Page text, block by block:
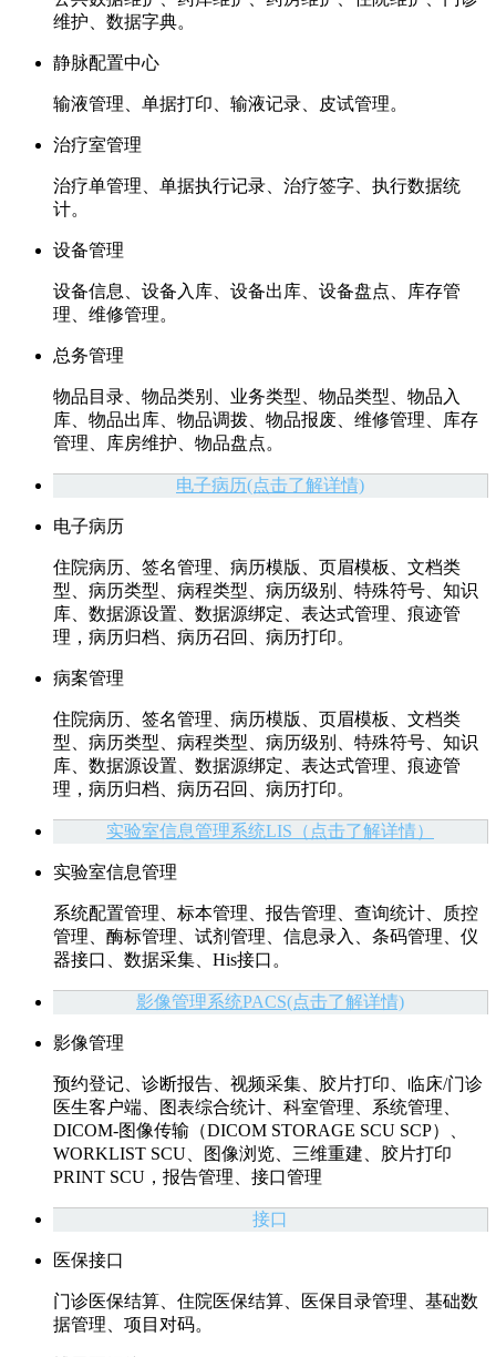
维护、数据字典。
静脉配置中心
输液管理、单据打印、输液记录、皮试管理。
治疗室管理
治疗单管理、单据执行记录、治疗签字、执行数据统
计。
设备管理
设备信息、设备入库、设备出库、设备盘点、库存管
理、维修管理。
总务管理
物品目录、物品类别、业务类型、物品类型、物品入
库、物品出库、物品调拨、物品报废、维修管理、库存
管理、库房维护、物品盘点。
电子病历(点击了解详情)
电子病历
住院病历、签名管理、病历模版、页眉模板、文档类
型、病历类型、病程类型、病历级别、特殊符号、知识
库、数据源设置、数据源绑定、表达式管理、痕迹管
理，病历归档、病历召回、病历打印。
病案管理
住院病历、签名管理、病历模版、页眉模板、文档类
型、病历类型、病程类型、病历级别、特殊符号、知识
库、数据源设置、数据源绑定、表达式管理、痕迹管
理，病历归档、病历召回、病历打印。
实验室信息管理系统LIS（点击了解详情）
实验室信息管理
系统配置管理、标本管理、报告管理、查询统计、质控
管理、酶标管理、试剂管理、信息录入、条码管理、仪
器接口、数据采集、His接口。
影像管理系统PACS(点击了解详情)
影像管理
预约登记、诊断报告、视频采集、胶片打印、临床/门诊
医生客户端、图表综合统计、科室管理、系统管理、
DICOM-图像传输（DICOM STORAGE SCU SCP）、
WORKLIST SCU、图像浏览、三维重建、胶片打印
PRINT SCU，报告管理、接口管理
接口
医保接口
门诊医保结算、住院医保结算、医保目录管理、基础数
据管理、项目对码。